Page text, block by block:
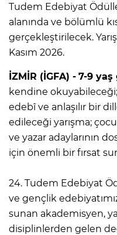
Tudem Edebiyat
alanında ve bölümlü
gerçekleştirilecek.
Kasım 2026.
İZMİR (İGFA) - 7-9 yaş
kendine okuyabileceği;
edebî ve anlaşılır bir
edileceği yarışma;
ve yazar adaylarının
için önemli bir fırsat
24. Tudem Edebiyat
ve gençlik
sunan akademisyen,
disiplinlerden gelen